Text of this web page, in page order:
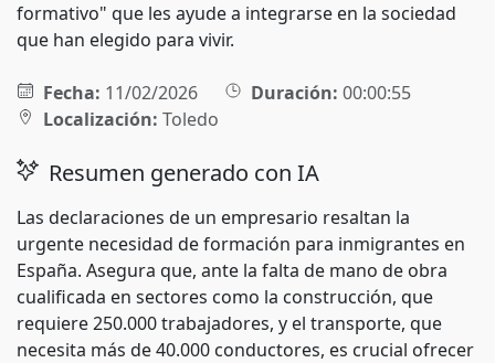
formativo" que les ayude a integrarse en la sociedad
que han elegido para vivir.
Fecha: 11/02/2026 Duración: 00:00:55
Localización: Toledo
Resumen generado con IA
Las declaraciones de un empresario resaltan la
urgente necesidad de formación para inmigrantes en
España. Asegura que, ante la falta de mano de obra
cualificada en sectores como la construcción, que
requiere 250.000 trabajadores, y el transporte, que
necesita más de 40.000 conductores, es crucial ofrecer